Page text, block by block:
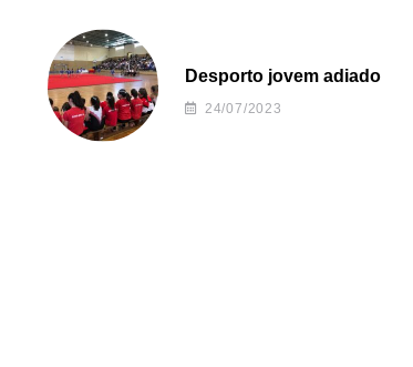
Desporto jovem adiado
24/07/2023